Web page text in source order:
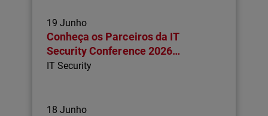
19 Junho
Conheça os Parceiros da IT
Security Conference 2026…
IT Security
18 Junho